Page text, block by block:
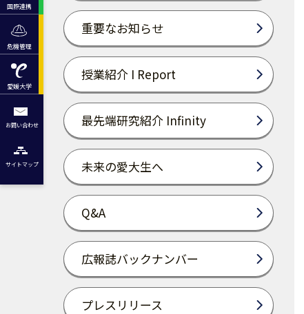
国際連携
危機管理
愛媛大学
お問い合わせ
サイトマップ
重要なお知らせ
授業紹介 I Report
最先端研究紹介 Infinity
未来の愛大生へ
Q&A
広報誌バックナンバー
プレスリリース